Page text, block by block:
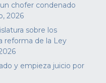
chofer condenado
2026
sobre los
reforma de la Ley
y empieza juicio por